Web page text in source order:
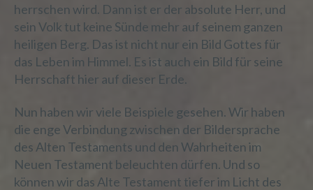
herrschen wird. Dann ist er der absolute Herr, und
sein Volk tut keine Sünde mehr auf seinem ganzen
heiligen Berg. Das ist nicht nur ein Bild Gottes für
das Leben im Himmel. Es ist auch ein Bild für seine
Herrschaft hier auf dieser Erde.
Nun haben wir viele Beispiele gesehen. Wir haben
die enge Verbindung zwischen der Bildersprache
des Alten Testaments und den Wahrheiten im
Neuen Testament beleuchten dürfen. Und so
können wir das Alte Testament tiefer im Licht des
Empfänger ist eine natürliche oder
juristische Person, Behörde, Einrichtung
oder andere Stelle, der
personenbezogene Daten offengelegt
werden, unabhängig davon, ob es sich bei
Behörden, die im Rahmen eines
bestimmten Untersuchungsauftrags nach
dem Unionsrecht oder dem Recht der
Mitgliedstaaten möglicherweise
personenbezogene Daten erhalten, gelten
jedoch nicht als Empfänger.